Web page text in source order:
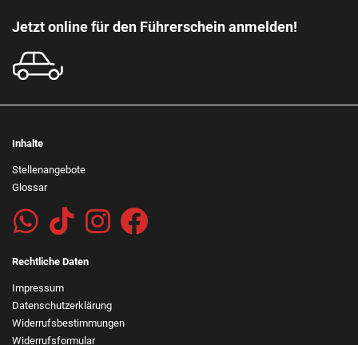
Jetzt online für den Führerschein anmelden!
Inhalte
Stellenangebote
Glossar
Rechtliche Daten
Impressum
Datenschutzerklärung
Widerrufsbestimmungen
Widerrufsformular